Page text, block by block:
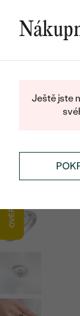
BLOG
Ještě jste